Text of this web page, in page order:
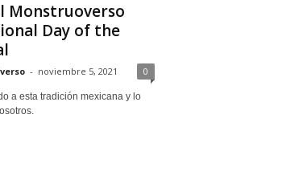
Monstruoverso
Day of the
- noviembre 5, 2021 0
a esta tradición mexicana y lo